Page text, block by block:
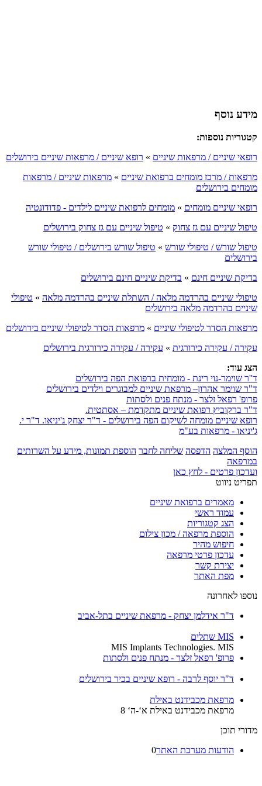
מידע נוסף
קטגוריות נוספות:
רופאי שיניים / מרפאות שיניים » רופא שיניים / מרפאות שיניים בירושלים
מרפאות / מרכז מומחים ברפואת שיניים » מרפאות שיניים / מרפאות
מומחים בירושלים
רופאי שיניים מומחים » מומחים לרפואת שיניים לילדים - פדודונטיה
טיפול שיניים עם גז צחוק » טיפול שיניים עם גז צחוק בירושלים
טיפול שורש / טיפולי שורש » טיפול שורש בירושלים / טיפולי שורש
בירושלים
בדיקת שיניים חינם » בדיקת שיניים חינם בירושלים
טיפולי שיניים בהרדמה מלאה / השתלת שיניים בהרדמה מלאה » טיפולי
שיניים בהרדמה מלאה בירושלים
מרפאות הסדר לטיפולי שיניים » מרפאות הסדר לטיפולי שיניים בירושלים
עקירה / עקירה כירורגית » עקירה / עקירה כירורגית בירושלים
הצג עוד:
ד''ר שוימר-נוי רינת - מומחית ברפואת הפה בירושלים
ד"ר שוימר אהרון– מרפאת שיניים למבוגרים וילדים בירושלים
פרופ' רפאל זלצר - מנתח פנים ולסתות
ד"ר ברקוביץ רפואת שיניים מתקדמת – אסתטית.
רופא שיניים מומחה לשיקום הפה בירושלים - ד"ר יצחק ג'יניאו. ד"ר י.
ג'יניאו - מרפאות בע"מ
הוסף המלצה הדפסה שליחה לחבר הוספת תמונות, מידע על השרותים
במרפאה
ועדכון פרטים - לחץ כאן
תפריט ניווט
מאמרים ברפואת שיניים
עמוד ראשי
הצג קטגוריות
הוספת מרפאה / מכון צילום
חיפוש מהיר
עדכון פרטי מרפאה
יצירת קשר
מפת האתר
נוספו לאחרונה
ד"ר אידלמן יצחק - מרפאת שיניים בתל-אביב
MIS שתלים
MIS Implants Technologies. MIS
פרופ' רפאל זלצר - מנתח פנים ולסתות
ד"ר יוסף לרבה - רופא שיניים בכיר בירושלים
מרפאת מכבידנט באילת
מרפאת מכבידנט באילת א‘-ה‘ 8
מדורי תוכן
הודעות מערכת האתר0